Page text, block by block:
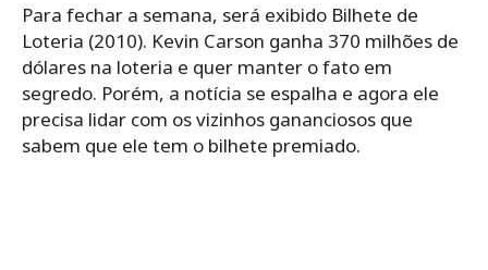
Para fechar a semana, será exibido Bilhete de
Loteria (2010). Kevin Carson ganha 370 milhões de
dólares na loteria e quer manter o fato em
segredo. Porém, a notícia se espalha e agora ele
precisa lidar com os vizinhos gananciosos que
sabem que ele tem o bilhete premiado.